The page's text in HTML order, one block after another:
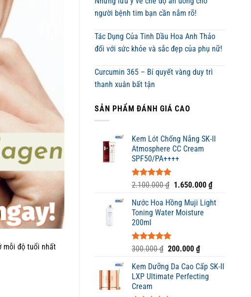
mỗi độ tuổi nhất
người bệnh tim bạn cần nắm rõ!
Tác Dụng Của Tinh Dầu Hoa Anh Thảo
đối với sức khỏe và sắc đẹp của phụ nữ!
Curcumin 365 – Bí quyết vàng duy trì
thanh xuân bất tận
SẢN PHẨM ĐÁNH GIÁ CAO
Kem Lót Chống Nắng SK-II
Atmosphere CC Cream
SPF50/PA++++
Được xếp
5 sao
2.100.000₫ Giá
là:
2.100.000 ₫.
1.650.000 ₫Giá
tại
Nước Hoa Hồng Muji Light
Toning Water Moisture
200ml
Được xếp
5.00
5 sao
300.000₫ Giá
là:
300.000 ₫.
200.000 ₫Giá
tại
là:
Kem Dưỡng Da Cao Cấp SK-II
LXP Ultimate Perfecting
Cream